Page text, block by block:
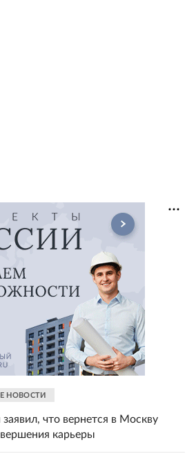
НОВОСТИ
что вернется в Москву
карьеры